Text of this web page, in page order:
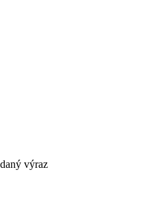
výraz